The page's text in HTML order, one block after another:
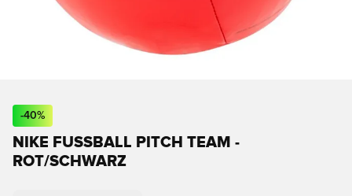
-40%
NIKE FUSSBALL PITCH TEAM - R
OT/SCHWARZ